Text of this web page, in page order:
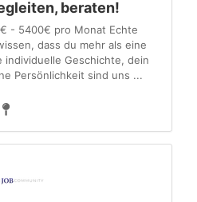
beraten!
- 5400€ pro Monat Echte
dass du mehr als eine
individuelle Geschichte, dein
Persönlichkeit sind uns ...